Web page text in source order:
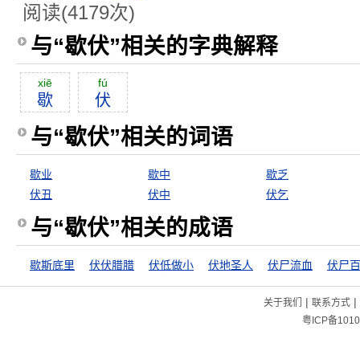
阅读(4179次)
与“歇伏”相关的字典解释
xiē
歇
fú
伏
与“歇伏”相关的词语
歇业 歇中
歇乏
伏丑
伏中 伏乞
与“歇伏”相关的成语
歇斯底里 伏伏腊腊 伏低做小 伏地圣人 伏尸流血
关于我们 | 联系方式|
粤ICP备